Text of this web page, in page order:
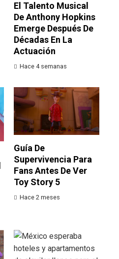
El Talento Musical
De Anthony Hopkins
Emerge Después De
Décadas En La
Actuación
Hace 4 semanas
Guía De
Supervivencia Para
Fans Antes De Ver
Toy Story 5
Hace 2 meses